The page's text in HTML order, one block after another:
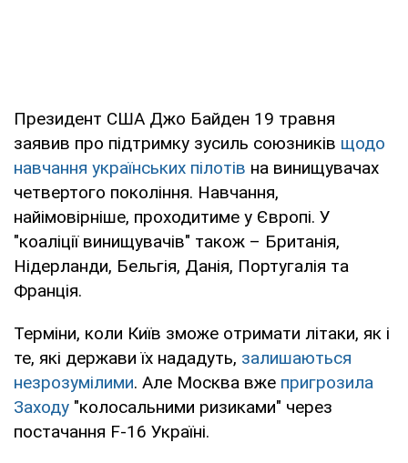
Президент США Джо Байден 19 травня
заявив про підтримку зусиль союзників щодо
навчання українських пілотів на винищувачах
четвертого покоління. Навчання,
найімовірніше, проходитиме у Європі. У
"коаліції винищувачів" також – Британія,
Нідерланди, Бельгія, Данія, Португалія та
Франція.
Терміни, коли Київ зможе отримати літаки, як і
те, які держави їх нададуть, залишаються
незрозумілими. Але Москва вже пригрозила
Заходу "колосальними ризиками" через
постачання F-16 Україні.